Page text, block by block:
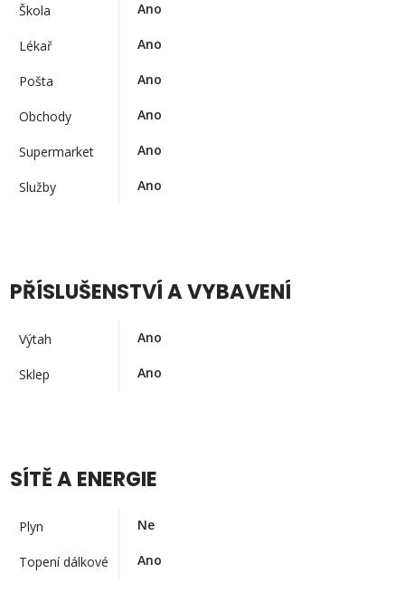
Škola Ano
Lékař Ano
Pošta Ano
Obchody Ano
Supermarket Ano
Služby Ano
PŘÍSLUŠENSTVÍ A VYBAVENÍ
Výtah Ano
Sklep Ano
SÍTĚ A ENERGIE
Plyn Ne
Topení dálkové Ano